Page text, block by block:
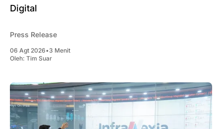
Digital
Press Release
06 Agt 2026•3 Menit
Oleh: Tim Suar